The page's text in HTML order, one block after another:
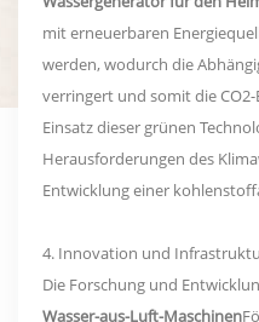
mit erneuerbaren
werden, wodurch die
verringert und somit die
Einsatz dieser grünen
Herausforderungen des
Entwicklung einer
4. Innovation und
Die Forschung und
Wasser-aus-Luft-Maschinen